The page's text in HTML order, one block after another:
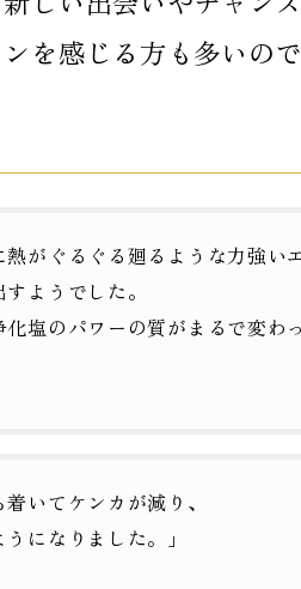
を感じる方も多いので
がぐるぐる廻るような力強い
ようでした。
塩のパワーの質がまるで変わ
いてケンカが減り、
になりました。」